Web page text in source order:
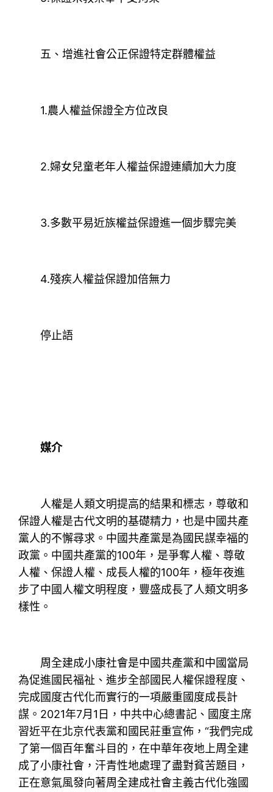
五、增進社會公正保證特定群體權益
1.農人權益保證全方位改良
2.婦女兒童老年人權益保證連續加大力度
3.多數平易近族權益保證進一個步驟完美
4.殘疾人權益保證加倍無力
停止語
媒介
人權是人類文明提高的結果和標志，尊敬和
保證人權是古代文明的基礎精力，也是中國共產
黨人的不懈尋求。中國共產黨是為國民謀幸福的
政黨。中國共產黨的100年，是爭奪人權、尊敬
人權、保證人權、成長人權的100年，極年夜進
步了中國人權文明程度，豐盛成長了人類文明多
樣性。
周全建成小康社會是中國共產黨和中國當局
為促進國民福祉、進步全部國民人權保證程度、
完成國度古代化而實行的一項嚴重國度成長計
謀。2021年7月1日，中共中心總書記、國度主席
習近平在北京代表黨和國民莊重宣佈，“我們完成
了第一個百年奮斗目的，在中華年夜地上周全建
成了小康社會，汗青性地處理了盡對貧苦題目，
正在意氣風發向著周全建成社會主義古代化強國